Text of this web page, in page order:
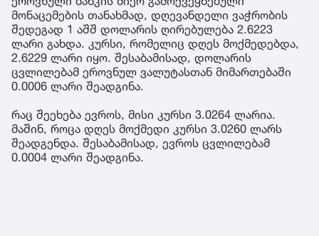
მონაცემების თანახმად, დღევანდელი ვაჭრობის
შედეგად 1 აშშ დოლარის ღირებულება 2.6223
ლარი გახდა. კურსი, რომელიც დღეს მოქმედებდა,
2.6229 ლარი იყო. შესაბამისად, დოლარის
ცვლილებამ ეროვნულ ვალუტასთან მიმართებაში
0.0006 ლარი შეადგინა.
რაც შეეხება ევროს, მისი კურსი 3.0264 ლარია.
მაშინ, როცა დღეს მოქმედი კურსი 3.0260 ლარს
შეადგენდა. შესაბამისად, ევროს ცვლილებამ
0.0004 ლარი შეადგინა.